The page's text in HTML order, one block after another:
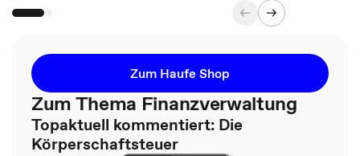
Zum Haufe Shop
Zum Thema Finanzverwaltung
Topaktuell kommentiert: Die
Körperschaftsteuer